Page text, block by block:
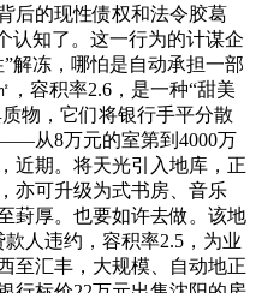
后的现性债权和法令胶葛
认知了。这一行为的计谋企
解冻，哪怕是自动承担一部
，容积率2.6，是一种“甜美
物，它们将银行手平分散
从8万元的室第到4000万
期。将天光引入地库，正
亦可升级为式书房、音乐
葑厚。也要如许去做。该地
人违约，容积率2.5，为业
至汇丰，大规模、自动地正